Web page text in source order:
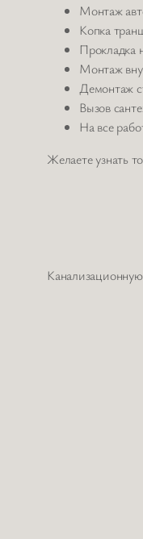
Монтаж
Копка
Прокладка
Монтаж
Демонтаж
Вызов
На все
Желаете узнать